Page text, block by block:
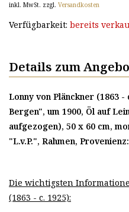
inkl. MwSt. zzgl. Versandkosten
Verfügbarkeit: bereits
Details zum
Lonny von Plänckner (1863
Bergen", um 1900, Öl auf
aufgezogen), 50 x 60 cm,
"L.v.P.", Rahmen,
Die wichtigsten
(1863 - c. 1925):